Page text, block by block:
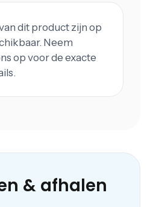
dit product zijn op
Neem
op voor de exacte
& afhalen